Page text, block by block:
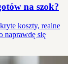
na szok?
koszty, realne
naprawdę się